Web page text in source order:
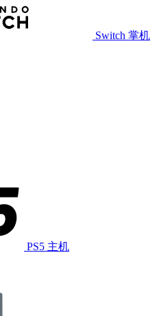
Switch 掌机
PS5 主机